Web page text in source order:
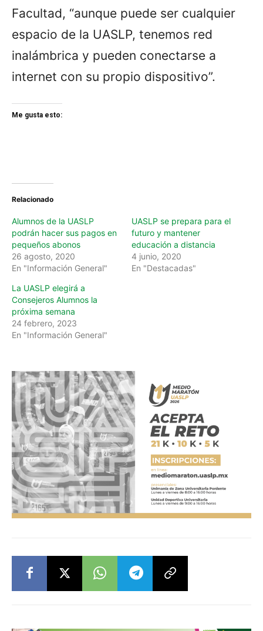
Facultad, “aunque puede ser cualquier
espacio de la UASLP, tenemos red
inalámbrica y pueden conectarse a
internet con su propio dispositivo”.
Me gusta esto:
Relacionado
Alumnos de la UASLP
podrán hacer sus pagos en
pequeños abonos
26 agosto, 2020
En "Información General"
UASLP se prepara para el
futuro y mantener
educación a distancia
4 junio, 2020
En "Destacadas"
La UASLP elegirá a
Consejeros Alumnos la
próxima semana
24 febrero, 2023
En "Información General"